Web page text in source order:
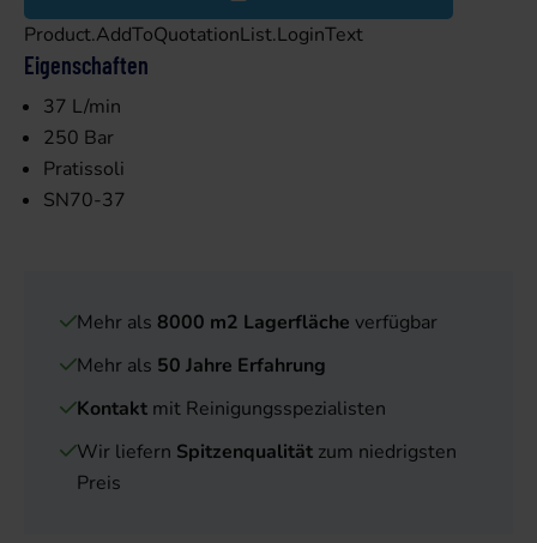
Product.AddToQuotationList.LoginText
Eigenschaften
37 L/min
250 Bar
Pratissoli
SN70-37
Mehr als 8000 m2 Lagerfläche verfügbar
Mehr als 50 Jahre Erfahrung
Kontakt mit Reinigungsspezialisten
Wir liefern Spitzenqualität zum niedrigsten
Preis